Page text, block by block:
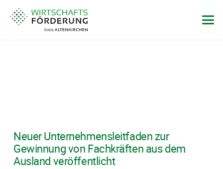
Neuer Unternehmensleitfaden zur
Gewinnung von Fachkräften aus dem
Ausland veröffentlicht